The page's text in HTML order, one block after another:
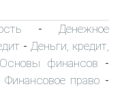
- Денежное
- Деньги, кредит,
Основы финансов -
Финансовое право -